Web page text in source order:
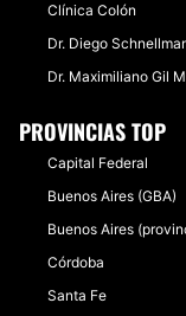
Clínica Colón
Dr. Diego
Dr. Maximiliano Gil
PROVINCIAS TOP
Capital Federal
Buenos Aires (GBA)
Buenos Aires
Córdoba
Santa Fe